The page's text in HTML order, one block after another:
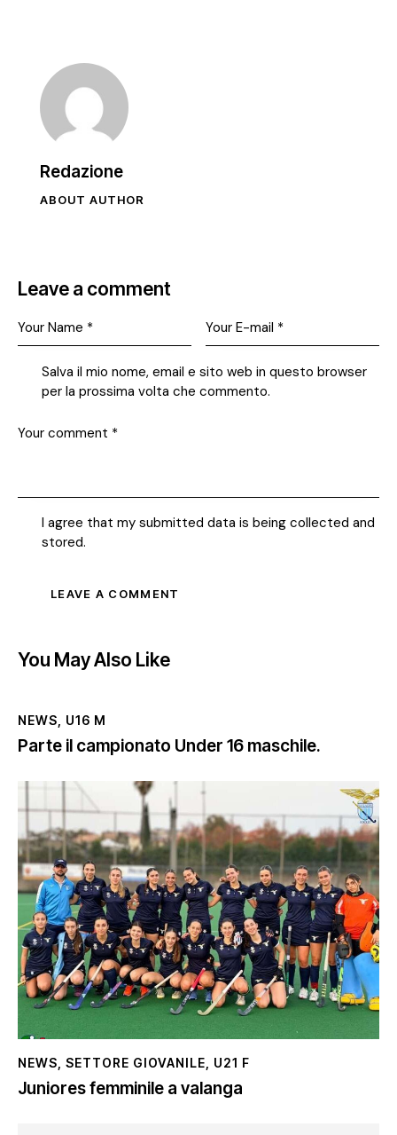
Redazione
ABOUT AUTHOR
Leave a comment
Salva il mio nome, email e sito web in questo browser
per la prossima volta che commento.
I agree that my submitted data is being collected and
stored.
You May Also Like
NEWS, U16 M
Parte il campionato Under 16 maschile.
NEWS SETTORE GIOVANILE U21 F
Juniores femminile a valanga